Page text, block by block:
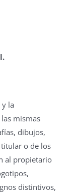
la
mismas
dibujos,
titular o de los
al propietario
distintivos,